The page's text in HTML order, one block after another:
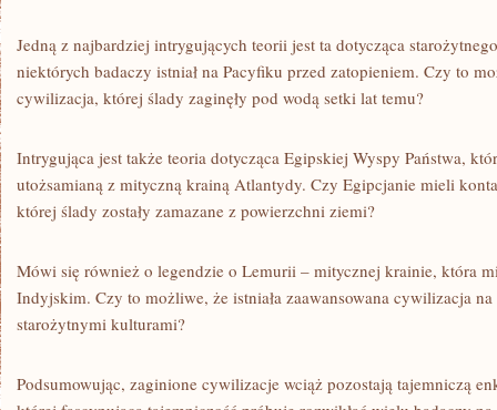
Jedną z najbardziej intrygujących teorii jest‌ ta ​dotycząca
⁣niektórych badaczy‍ istniał na Pacyfiku przed zatopieniem. Czy to
cywilizacja, której ślady zaginęły ⁤pod wodą setki lat ​temu?
Intrygująca jest​ także teoria dotycząca ​Egipskiej ⁣Wyspy Państwa,
utożsamianą z mityczną⁤ krainą Atlantydy.⁣ Czy Egipcjanie ​mieli
której ślady zostały‍ zamazane z ‍powierzchni ziemi?
Mówi⁣ się również‍ o⁤ legendzie o Lemurii – ‌mitycznej krainie, która‍
Indyjskim. Czy to możliwe, że istniała ⁢zaawansowana‌ cywilizacja
starożytnymi kulturami?
Podsumowując, zaginione cywilizacje wciąż⁢ pozostają tajemniczą